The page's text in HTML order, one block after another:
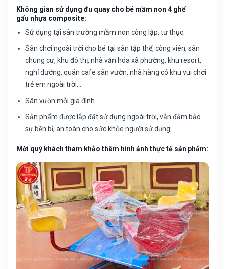
Không gian sử dụng đu quay cho bé mầm non 4 ghế
gấu nhựa composite:
Sử dụng tại sân trường mầm non công lập, tư thục.
Sân chơi ngoài trời cho bé tại sân tập thể, công viên, sân
chung cư, khu đô thị, nhà văn hóa xã phường, khu resort,
nghỉ dưỡng, quán cafe sân vườn, nhà hàng có khu vui chơi
trẻ em ngoài trời…
Sân vườn mỗi gia đình
Sản phẩm được lắp đặt sử dụng ngoài trời, vẫn đảm bảo
sự bền bỉ, an toàn cho sức khỏe người sử dụng.
Mời quý khách tham khảo thêm hình ảnh thực tế sản phẩm: